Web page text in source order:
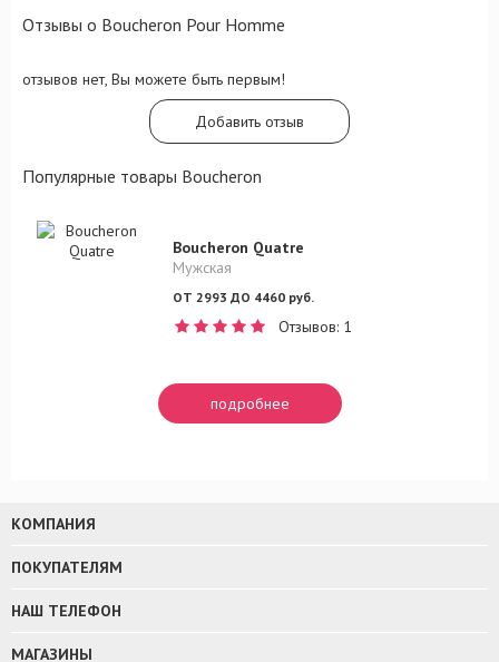
Отзывы о Boucheron Pour Homme
отзывов нет, Вы можете быть первым!
Добавить отзыв
Популярные товары Boucheron
Boucheron Quatre
Мужская
ОТ 2993 ДО 4460 руб.
Отзывов: 1
подробнее
КОМПАНИЯ
ПОКУПАТЕЛЯМ
НАШ ТЕЛЕФОН
МАГАЗИНЫ